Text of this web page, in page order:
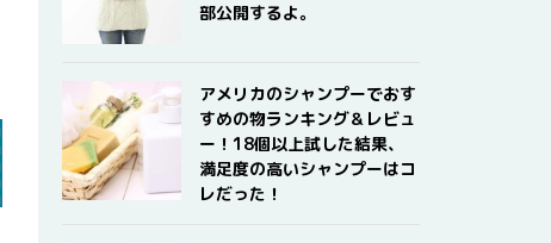
部公開するよ。
アメリカのシャンプーでおす
すめの物ランキング＆レビュ
ー！18個以上試した結果、
満足度の高いシャンプーはコ
レだった！